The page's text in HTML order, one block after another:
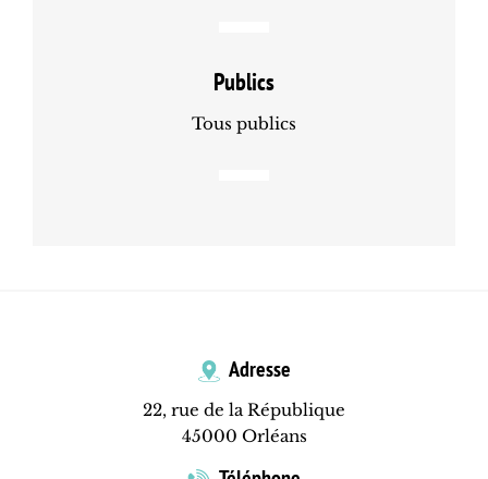
Publics
Tous publics
Adresse
22, rue de la République
45000 Orléans